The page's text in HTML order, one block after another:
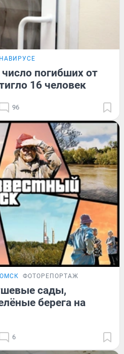
погибших от
16 человек
96
ФОТОРЕПОРТАЖ
сады,
берега на
6